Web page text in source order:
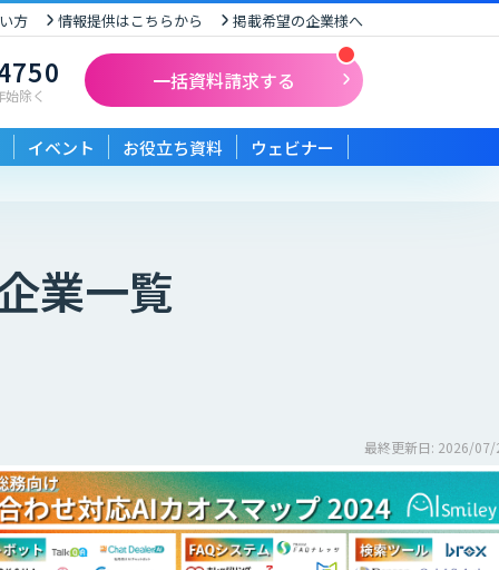
方 情報提供はこちらから 掲載希望の企業様へ
除く
一括資料請求する
イベント お役立ち資料 ウェビナー
業一覧
最終更新日: 2026/07/